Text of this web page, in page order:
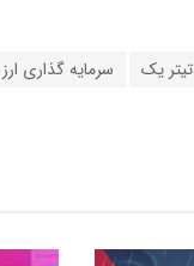
تیتر یک سرمایه گذاری